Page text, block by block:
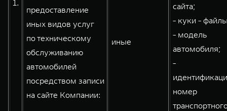
1.
предоставление
иных видов услуг
по техническому
обслуживанию
автомобилей
посредством записи
на сайте Компании:
иные
сайта;
- куки -
- модель
автомобиля;
-
номер